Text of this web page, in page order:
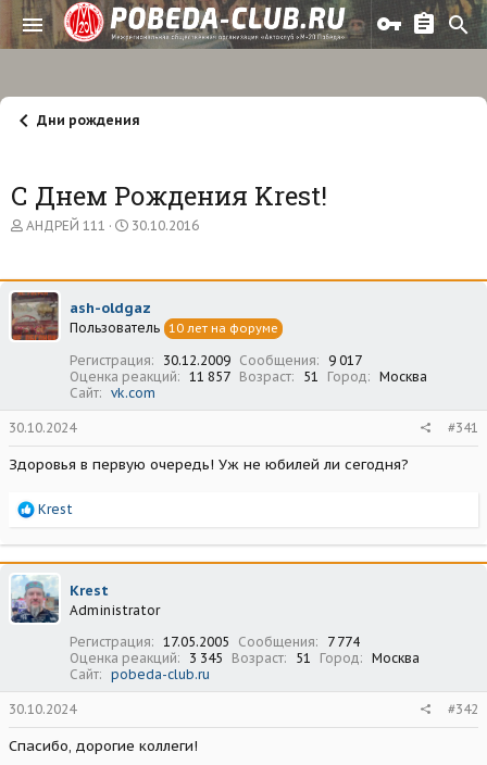
Дни рождения
С Днем Рождения Krest!
А
о
р
т
е
АНДРЕЙ 111
Д
а
а
ч
л
а
30.10.2016
ash-oldgaz
Пользователь 10 лет на форуме
Регистрация 30.12.2009 Сообщения
9 017
Оценка реакций
11 857 Возраст 51 Город
Москва
Сайт
vk.com
30.10.2024 #341
Здоровья в первую очередь! Уж не юбилей ли сегодня?
Р
а
к
ц
и
и
Krest
Krest
Administrator
Регистрация
17.05.2005 Сообщения
7 774
Оценка реакций
3 345 Возраст 51 Город
Москва
Сайт
pobeda-club.ru
30.10.2024 #342
Спасибо, дорогие коллеги!